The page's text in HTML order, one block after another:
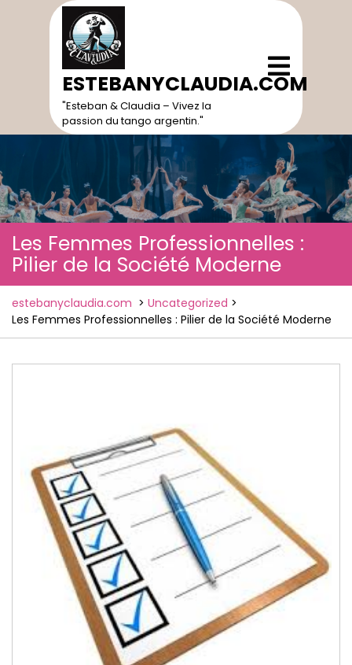
ESTEBANYCLAUDIA.COM
"Esteban & Claudia – Vivez la
passion du tango argentin."
Open
Menu
Les Femmes Professionnelles :
Pilier de la Société Moderne
estebanyclaudia.com > Uncategorized >
Les Femmes Professionnelles : Pilier de la Société Moderne